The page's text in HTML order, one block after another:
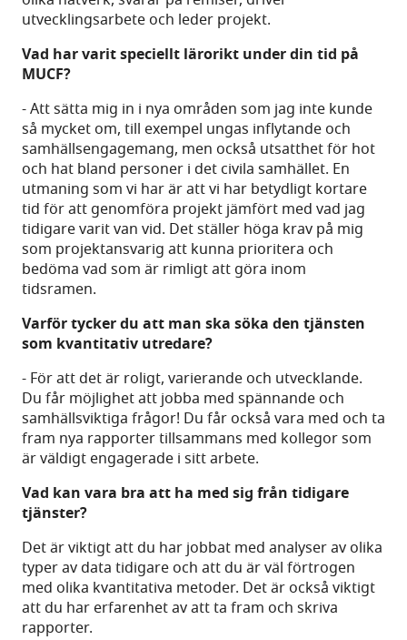
utvecklingsarbete och leder projekt.
Vad har varit speciellt lärorikt under din tid på
MUCF?
- Att sätta mig in i nya områden som jag inte kunde
så mycket om, till exempel ungas inflytande och
samhällsengagemang, men också utsatthet för hot
och hat bland personer i det civila samhället. En
utmaning som vi har är att vi har betydligt kortare
tid för att genomföra projekt jämfört med vad jag
tidigare varit van vid. Det ställer höga krav på mig
som projektansvarig att kunna prioritera och
bedöma vad som är rimligt att göra inom
tidsramen.
Varför tycker du att man ska söka den tjänsten
som kvantitativ utredare?
- För att det är roligt, varierande och utvecklande.
Du får möjlighet att jobba med spännande och
samhällsviktiga frågor! Du får också vara med och ta
fram nya rapporter tillsammans med kollegor som
är väldigt engagerade i sitt arbete.
Vad kan vara bra att ha med sig från tidigare
tjänster?
Det är viktigt att du har jobbat med analyser av olika
typer av data tidigare och att du är väl förtrogen
med olika kvantitativa metoder. Det är också viktigt
att du har erfarenhet av att ta fram och skriva
rapporter.